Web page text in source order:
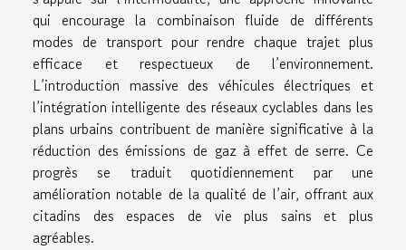
qui encourage la combinaison fluide de différents
modes de transport pour rendre chaque trajet plus
efficace et respectueux de l’environnement.
L’introduction massive des véhicules électriques et
l’intégration intelligente des réseaux cyclables dans les
plans urbains contribuent de manière significative à la
réduction des émissions de gaz à effet de serre. Ce
progrès se traduit quotidiennement par une
amélioration notable de la qualité de l’air, offrant aux
citadins des espaces de vie plus sains et plus
agréables.